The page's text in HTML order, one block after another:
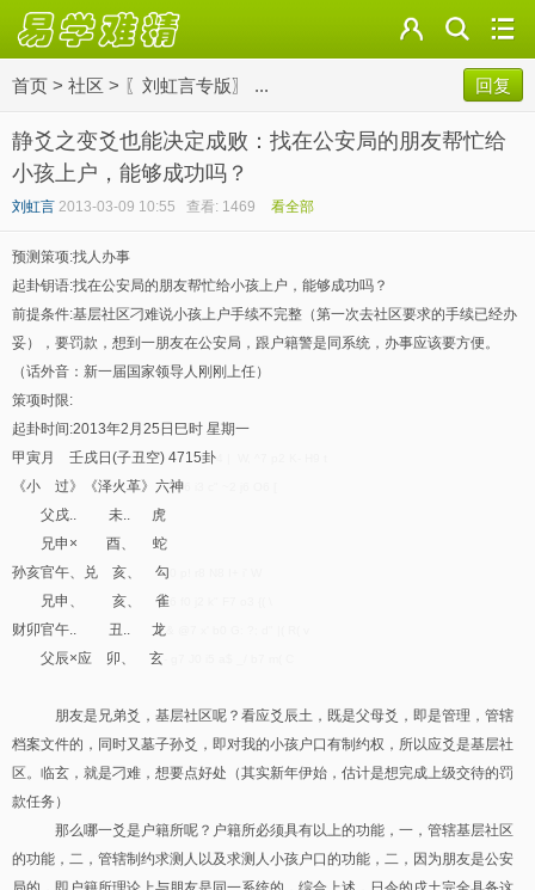
首页 > 社区 > 〖刘虹言专版〗 ... 回复
静爻之变爻也能决定成败：找在公安局的朋友帮忙给
小孩上户，能够成功吗？
刘虹言 2013-03-09 10:55 查看: 1469 看全部
预测策项:找人办事
起卦钥语:找在公安局的朋友帮忙给小孩上户，能够成功吗？
前提条件:基层社区刁难说小孩上户手续不完整（第一次去社区要求的手续已经办
妥），要罚款，想到一朋友在公安局，跟户籍警是同系统，办事应该要方便。
（话外音：新一届国家领导人刚刚上任）
策项时限:
起卦时间:2013年2月25日巳时 星期一
甲寅月 壬戌日(子丑空) 4715卦
《小 过》《泽火革》六神
父戌.. 未.. 虎
兄申× 酉、 蛇
孙亥官午、兑 亥、 勾
兄申、 亥、 雀
财卯官午.. 丑.. 龙
父辰×应 卯、 玄
朋友是兄弟爻，基层社区呢？看应爻辰土，既是父母爻，即是管理，管辖
档案文件的，同时又墓子孙爻，即对我的小孩户口有制约权，所以应爻是基层社
区。临玄，就是刁难，想要点好处（其实新年伊始，估计是想完成上级交待的罚
款任务）
那么哪一爻是户籍所呢？户籍所必须具有以上的功能，一，管辖基层社区
的功能，二，管辖制约求测人以及求测人小孩户口的功能，二，因为朋友是公安